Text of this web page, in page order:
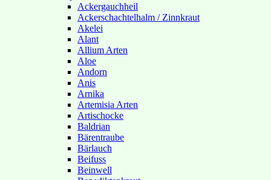
Ackergauchheil
Ackerschachtelhalm / Zinnkraut
Akelei
Alant
Allium Arten
Aloe
Andorn
Anis
Arnika
Artemisia Arten
Artischocke
Baldrian
Bärentraube
Bärlauch
Beifuss
Beinwell